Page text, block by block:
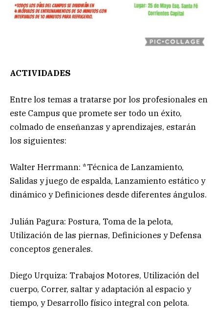
ACTIVIDADES
Entre los temas a tratarse por los profesionales en
este Campus que promete ser todo un éxito,
colmado de enseñanzas y aprendizajes, estarán
los siguientes:
Walter Herrmann: *Técnica de Lanzamiento,
Salidas y juego de espalda, Lanzamiento estático y
dinámico y Definiciones desde diferentes ángulos.
Julián Pagura: Postura, Toma de la pelota,
Utilización de las piernas, Definiciones y Defensa
conceptos generales.
Diego Urquiza: Trabajos Motores, Utilización del
cuerpo, Correr, saltar y adaptación al espacio y
tiempo, y Desarrollo físico integral con pelota.